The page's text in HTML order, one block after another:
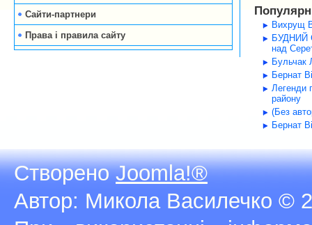
Сайти-партнери
Права і правила сайту
Вихрущ
БУДНИЙ
над
Бульчак
Бернат
Легенди
району
(Без
Бернат
СтвореноJoomla!®
Автор: Микола Василечко ©